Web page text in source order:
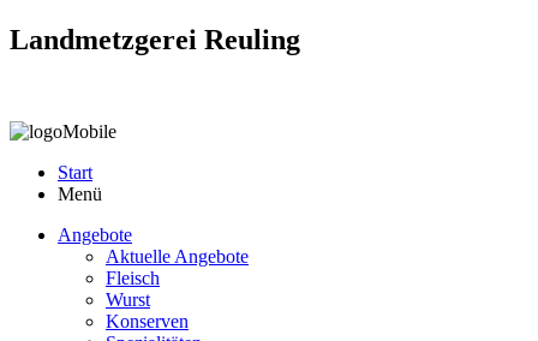
Landmetzgerei Reuling
Start
Menü
Angebote
Aktuelle Angebote
Fleisch
Wurst
Konserven